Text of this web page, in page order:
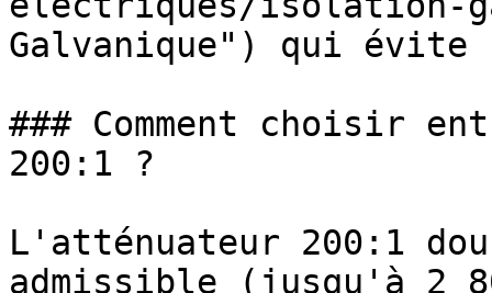
Galvanique") qui évite
### Comment choisir
200:1 ?
L'atténuateur 200:1
admissible (jusqu'à 2